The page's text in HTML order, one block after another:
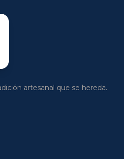
artesanal que se hereda.